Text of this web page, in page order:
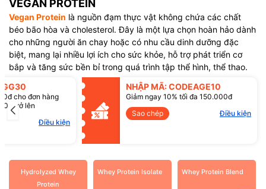
VEGAN PROTEIN
Vegan Protein là nguồn đạm thực vật không chứa các chất
béo bão hòa và cholesterol. Đây là một lựa chọn hoàn hảo dành
cho những người ăn chay hoặc có nhu cầu dinh dưỡng đặc
biệt, mang lại nhiều lợi ích cho sức khỏe, hỗ trợ phát triển cơ
bắp và tăng sức bền bỉ trong quá trình tập thể hình, thể thao.
cho đơn hàng
trở lên
Điều kiện
NHẬP MÃ: CODEAGE10
Giảm ngay 10% tối đa 150.000đ
Sao chép
Điều kiện
Hydrolyzed Whey
Protein
Whey Protein Isolate Whey Protein Blend